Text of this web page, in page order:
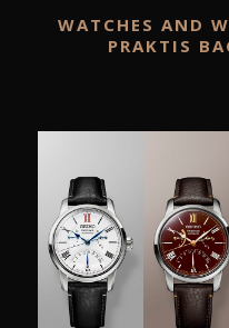
WATCHES AND
PRAKTIS